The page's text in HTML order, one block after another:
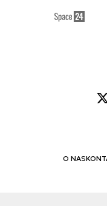
O NAS